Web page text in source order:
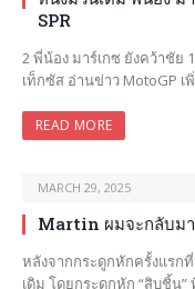
SPR
2 พี่น้อง มาร์เกซ ยังคว้าชัย
เท็กซัส อ่านข่าว MotoGP เ
READ MORE
MARCH 29, 2025
Martin ผมจะกลับมา
หลังจากกระดูกหักครั้งแรก
เดิม โดยกระดูกหัก “สิบชิ้น